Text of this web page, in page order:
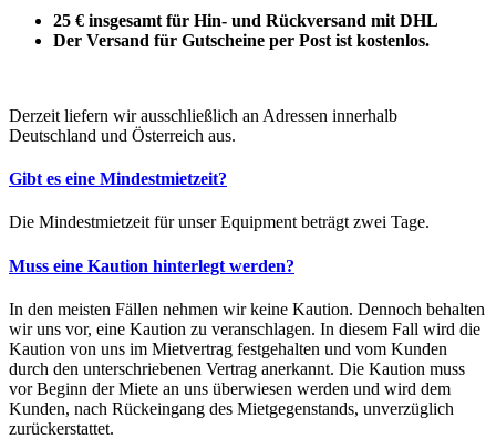
25 € insgesamt für Hin- und Rückversand mit DHL
Der Versand für Gutscheine per Post ist kostenlos.
Derzeit liefern wir ausschließlich an Adressen innerhalb
Deutschland und Österreich aus.
Gibt es eine Mindestmietzeit?
Die Mindestmietzeit für unser Equipment beträgt zwei Tage.
Muss eine Kaution hinterlegt werden?
In den meisten Fällen nehmen wir keine Kaution. Dennoch behalten
wir uns vor, eine Kaution zu veranschlagen. In diesem Fall wird die
Kaution von uns im Mietvertrag festgehalten und vom Kunden
durch den unterschriebenen Vertrag anerkannt. Die Kaution muss
vor Beginn der Miete an uns überwiesen werden und wird dem
Kunden, nach Rückeingang des Mietgegenstands, unverzüglich
zurückerstattet.